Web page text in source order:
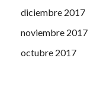
diciembre 2017
noviembre 2017
octubre 2017